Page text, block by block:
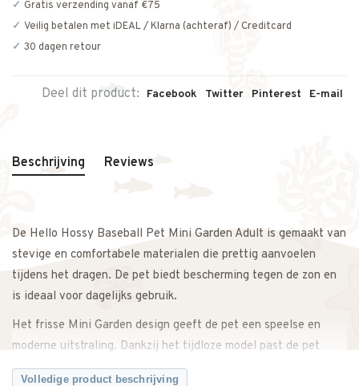
Gratis verzending vanaf €75
Veilig betalen met iDEAL / Klarna (achteraf) / Creditcard
30 dagen retour
Deel dit product: Facebook Twitter Pinterest E-mail
Beschrijving Reviews
De Hello Hossy Baseball Pet Mini Garden Adult is gemaakt van
stevige en comfortabele materialen die prettig aanvoelen
tijdens het dragen. De pet biedt bescherming tegen de zon en
is ideaal voor dagelijks gebruik.
Het frisse Mini Garden design geeft de pet een speelse en
moderne uitstraling. Dankzij het tijdloze model past de pet
perfect bij verschillende casual outfits.
Volledige product beschrijving